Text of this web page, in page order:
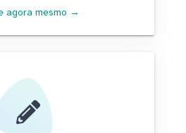
agora mesmo →